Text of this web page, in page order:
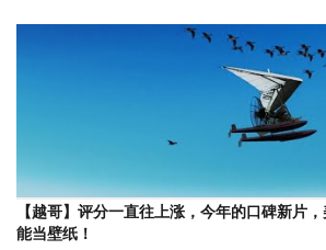
【越哥】评分一直往上涨，今年的口碑新片
能当壁纸！